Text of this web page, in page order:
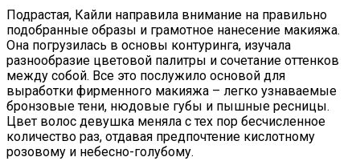
Подрастая, Кайли направила внимание на правильно
подобранные образы и грамотное нанесение макияжа.
Она погрузилась в основы контуринга, изучала
разнообразие цветовой палитры и сочетание оттенков
между собой. Все это послужило основой для
выработки фирменного макияжа – легко узнаваемые
бронзовые тени, нюдовые губы и пышные ресницы.
Цвет волос девушка меняла с тех пор бесчисленное
количество раз, отдавая предпочтение кислотному
розовому и небесно-голубому.